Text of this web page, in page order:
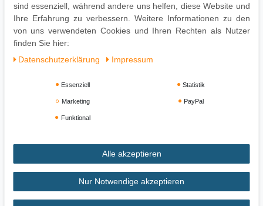
Montage
Lieferzustand: Montiert und sicher verpackt
Impressum Daten­schutz­erklärung AGB
sind essenziell, während andere uns helfen, diese Website und
Ihre Erfahrung zu verbessern. Weitere Informationen zu den
von uns verwendeten Cookies und Ihren Rechten als Nutzer
finden Sie hier:
Daten­schutz­erklärung
Impressum
Essenziell Statistik
Marketing PayPal
Funktional
Alle akzeptieren
Nur Notwendige akzeptieren